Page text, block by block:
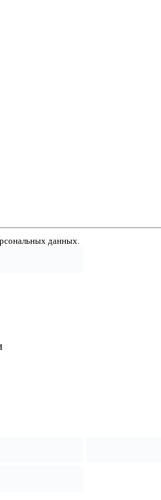
данных.